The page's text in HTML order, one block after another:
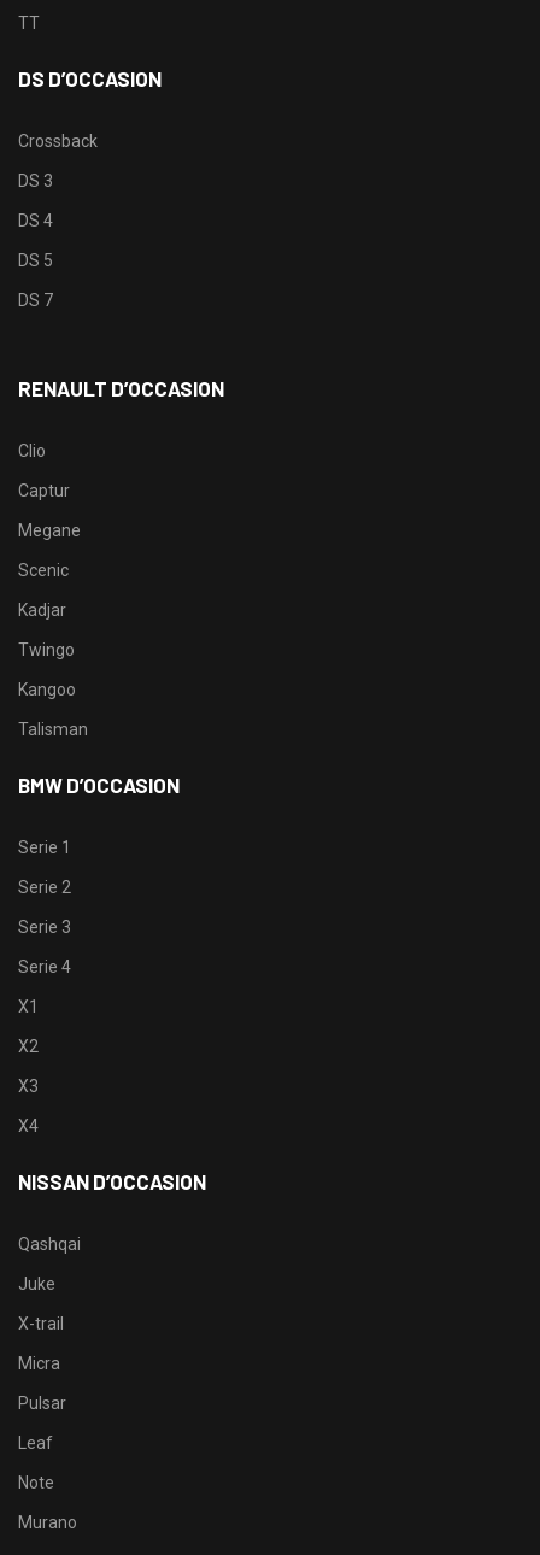
TT
DS D’OCCASION
Crossback
DS 3
DS 4
DS 5
DS 7
RENAULT D’OCCASION
Clio
Captur
Megane
Scenic
Kadjar
Twingo
Kangoo
Talisman
BMW D’OCCASION
Serie 1
Serie 2
Serie 3
Serie 4
X1
X2
X3
X4
NISSAN D’OCCASION
Qashqai
Juke
X-trail
Micra
Pulsar
Leaf
Note
Murano